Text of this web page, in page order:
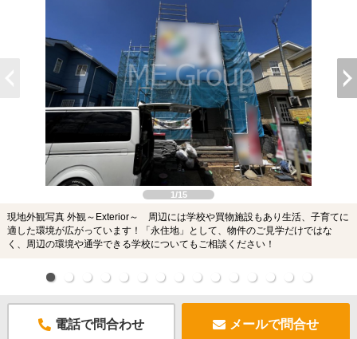
1/15
現地外観写真 外観～Exterior～ 周辺には学校や買物施設もあり生活、子育てに
適した環境が広がっています！「永住地」として、物件のご見学だけではな
く、周辺の環境や通学できる学校についてもご相談ください！
電話で問合わせ メールで問合せ